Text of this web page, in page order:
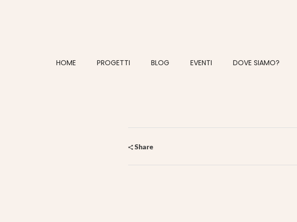
HOME PROGETTI BLOG EVENTI DOVE SIAMO?
Share